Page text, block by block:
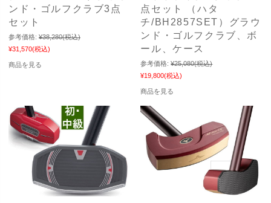
ンド・ゴルフクラブ3点
セット
参考価格: ¥38,280(税込)
¥31,570(税込)
商品を見る
点セット （ハタ
チ/BH2857SET）グラウ
ンド・ゴルフクラブ、ボ
ール、ケース
参考価格: ¥25,080(税込)
¥19,800(税込)
商品を見る